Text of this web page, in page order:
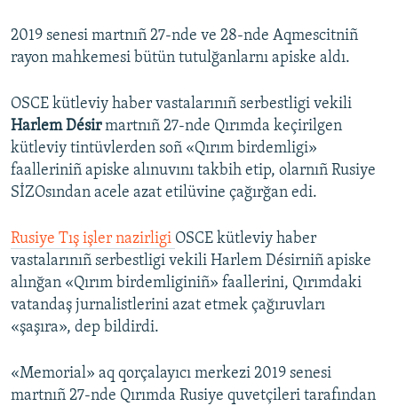
2019 senesi martnıñ 27-nde ve 28-nde Aqmescitniñ
rayon mahkemesi bütün tutulğanlarnı apiske aldı.
OSCE kütleviy haber vastalarınıñ serbestligi vekili
Harlem Désirmartnıñ 27-nde Qırımda keçirilgen
kütleviy tintüvlerden soñ «Qırım birdemligi»
faalleriniñ apiske alınuvını takbih etip, olarnıñ Rusiye
SİZOsından acele azat etilüvine çağırğan edi.
Rusiye Tış işler nazirligi OSCE kütleviy haber
vastalarınıñ serbestligi vekili Harlem Désirniñ apiske
alınğan «Qırım birdemliginiñ» faallerini, Qırımdaki
vatandaş jurnalistlerini azat etmek çağıruvları
«şaşıra», dep bildirdi.
«Memorial» aq qorçalayıcı merkezi 2019 senesi
martnıñ 27-nde Qırımda Rusiye quvetçileri tarafından